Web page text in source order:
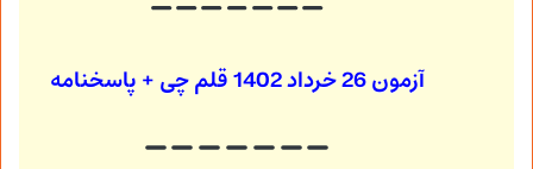
آزمون 26 خرداد 1402 قلم چی + پاسخنامه